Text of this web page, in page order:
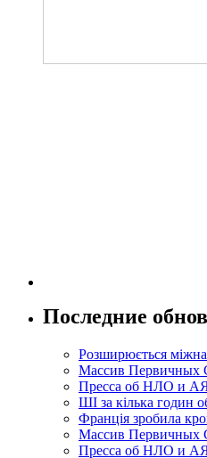
Последние
Розширюється
Массив Первичных
Пресса об НЛО и
ШІ за кілька годин
Франція зробила
Массив Первичных
Пресса об НЛО и